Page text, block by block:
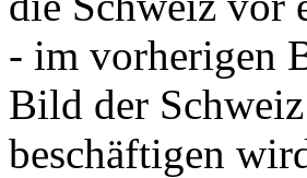
- im vorherigen
Bild der
beschäftigen